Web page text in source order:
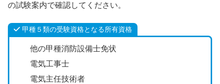
の試験案内で確認してください。
甲種５類の受験資格となる所有資格
他の甲種消防設備士免状
電気工事士
電気主任技術者